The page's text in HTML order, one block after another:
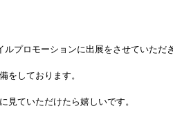
プロモーションに出展をさせていただ
をしております。
見ていただけたら嬉しいです。